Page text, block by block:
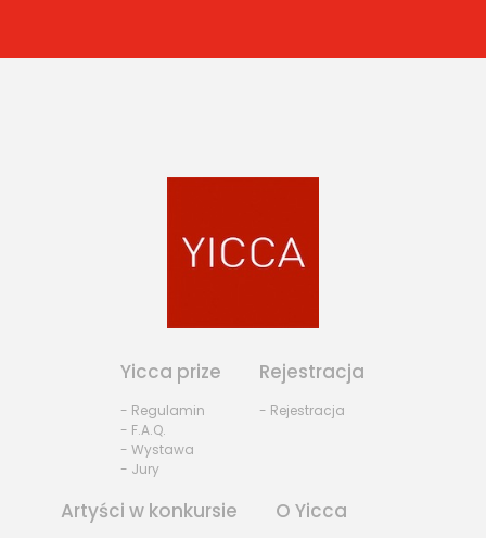
Yicca prize
- Regulamin
- F.A.Q.
- Wystawa
- Jury
Rejestracja
- Rejestracja
Artyści w konkursie O Yicca